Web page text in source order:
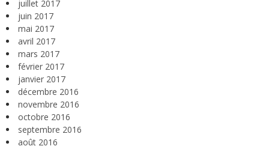
juillet 2017
juin 2017
mai 2017
avril 2017
mars 2017
février 2017
janvier 2017
décembre 2016
novembre 2016
octobre 2016
septembre 2016
août 2016